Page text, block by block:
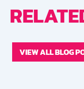
VIEW ALL BLOG